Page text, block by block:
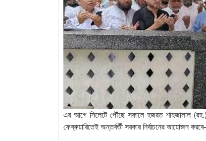
এর আগে সিলেটে পৌঁছে সকালে হজরত শাহজালাল
ফেব্রুয়ারিতেই অন্তর্বর্তী সরকার নির্বাচনের আয়োজন